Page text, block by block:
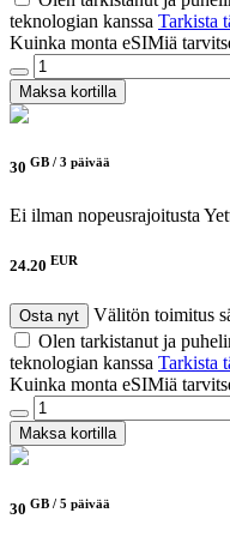
teknologian kanssa Tarkista
Kuinka monta eSIMiä
Maksa kortilla
30 GB / 3 päivää
Ei ilman nopeusrajoitusta
24.20 EUR
Osta nyt
Välitön toimitus
Olen tarkistanut ja
teknologian kanssa Tarkista
Kuinka monta eSIMiä
Maksa kortilla
30 GB / 5 päivää